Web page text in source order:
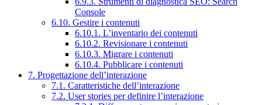
Console
6.10. Gestire i contenuti
6.10.1. L’inventario dei contenuti
6.10.2. Revisionare i contenuti
6.10.3. Migrare i contenuti
6.10.4. Pubblicare i contenuti
7. Progettazione dell’interazione
7.1. Caratteristiche dell’interazione
7.2. User stories per definire l’interazione